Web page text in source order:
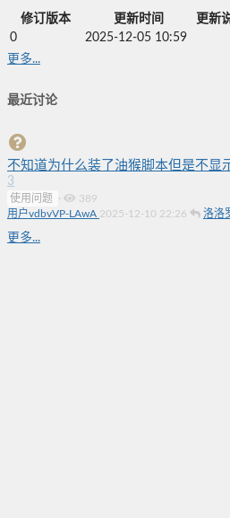
修订版本 更新时间
更新
0
2025-12-05 10:59
更多...
最近讨论
不知道为什么装了油猴脚本但是不显
3
使用问题 ·
389
用户vdbvVP-LAwA 2025-12-10 22:26 洛洛
更多...